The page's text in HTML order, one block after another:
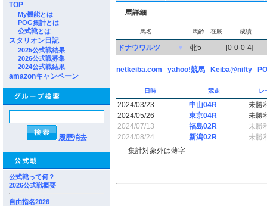
TOP
My機能とは
POG集計とは
公式戦とは
スタリオン日記
2025公式戦結果
2026公式戦募集
2024公式戦結果
amazonキャンペーン
履歴消去
公式戦って何？
2026公式戦概要
自由指名2026
馬詳細
馬名 馬齢 在厩 成績
ドナウワルツ ▼ 牝5 － [0-0-0-4]
netkeiba.com yahoo!競馬 Keiba@nifty
日時 競走 レ
2024/03/23 中山04R
未勝
2024/05/26
東京04R
未勝
2024/07/13
福島02R
未勝
2024/08/24
新潟02R
未勝
集計対象外は薄字